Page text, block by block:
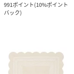
991ポイント(10%ポイント
バック)